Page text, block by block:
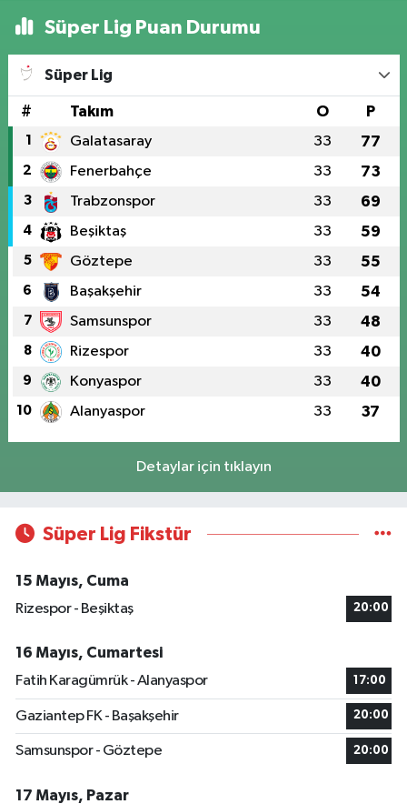
Süper Lig Puan Durumu
Süper Lig
# Takım O P
1 Galatasaray 33 77
2 Fenerbahçe 33 73
3 Trabzonspor 33 69
4 Beşiktaş 33 59
5 Göztepe 33 55
6 Başakşehir 33 54
7 Samsunspor 33 48
8 Rizespor 33 40
9 Konyaspor 33 40
10 Alanyaspor 33 37
Detaylar için tıklayın
Süper Lig Fikstür
15 Mayıs, Cuma
Rizespor - Beşiktaş
20:00
16 Mayıs, Cumartesi
Fatih Karagümrük - Alanyaspor
17:00
Gaziantep FK - Başakşehir 20:00
Samsunspor - Göztepe 20:00
17 Mayıs, Pazar